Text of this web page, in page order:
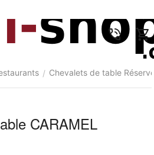
/ Chevalets de table
CARAMEL
Liste de
souhaits
Comparer Compte